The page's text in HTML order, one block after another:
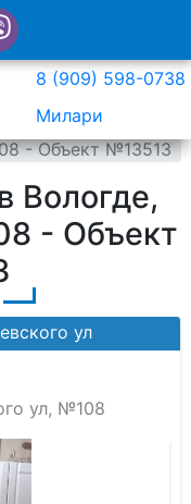
8 (909) 598-0738
Милари
- Объект №13513
Вологде,
- Объект
ул
ул, №108